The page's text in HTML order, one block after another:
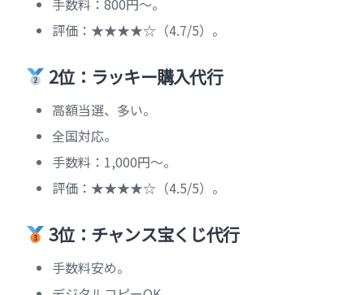
評価：★★★★☆（4.7/5）。
2位：ラッキー購入代行
高額当選、多い。
全国対応。
手数料：1,000円〜。
評価：★★★★☆（4.5/5）。
3位：チャンス宝くじ代行
手数料安め。